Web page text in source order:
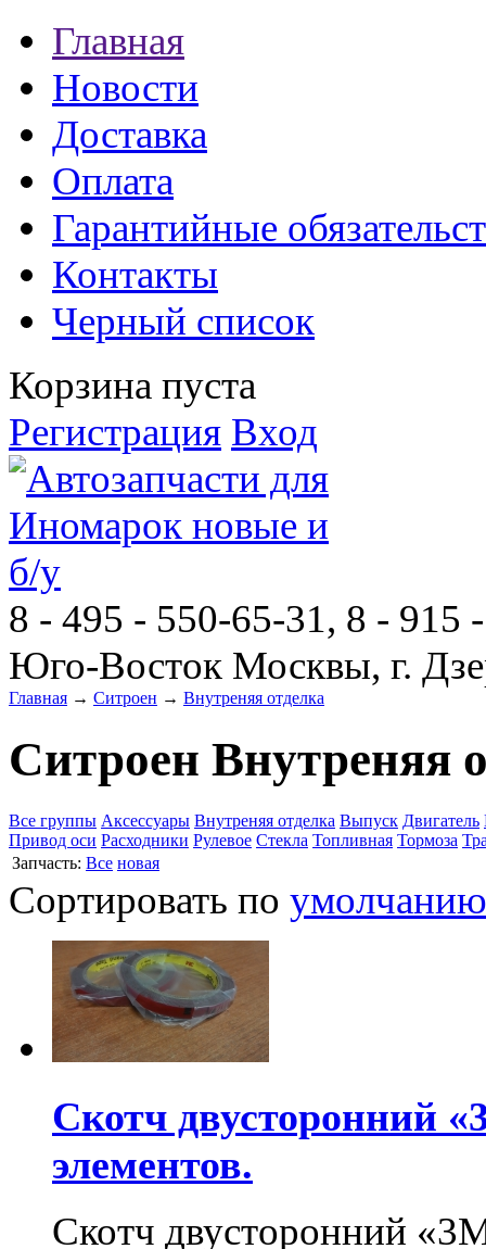
Главная
Новости
Доставка
Оплата
Гарантийные
Контакты
Черный список
Корзина пуста
Регистрация Вход
8 - 495 - 550-65-31, 8 - 915
Юго-Восток Москвы, г.
Главная → Ситроен → Внутреняя отделка
Ситроен Внутреняя
Все группы Аксессуары Внутреняя отделка Выпуск Двигатель
Привод оси Расходники Рулевое Стекла Топливная Тормоза
Запчасть: Все новая
Сортировать по умолчанию
Скотч двусторонний
элементов.
Скотч двусторонний